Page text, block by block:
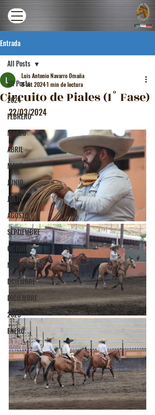
Entrada
All Posts
2024
FEBRERO
MARZO
ABRIL
MAYO
JUNIO
JULIO
AGOSTO
SEPTIEMBRE
OCTUBRE
NOVIEMBRE
DCIEMBRE
DICIEMBRE
2025
ENERO
All Posts
Circuito de Piales (1° Fase)
Luis Antonio Navarro Omaña
8 oct 20241 min de lectura
22/03/2024